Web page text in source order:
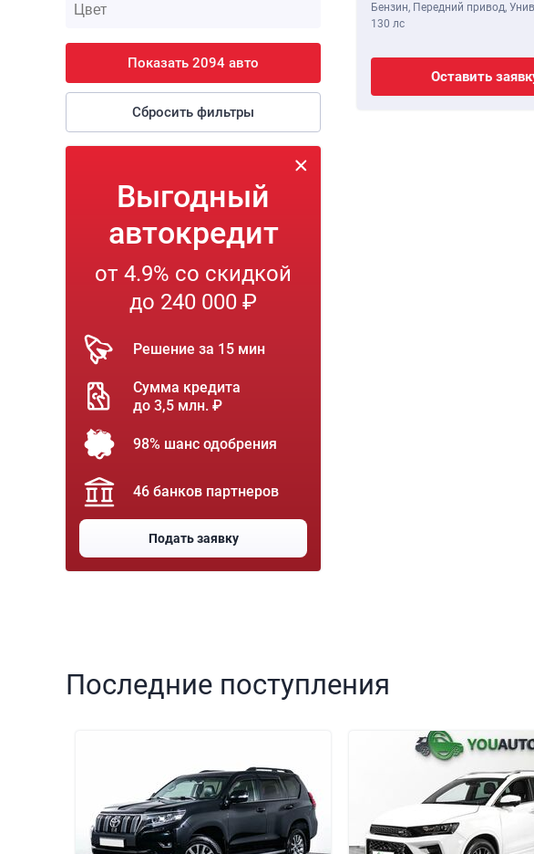
Показать 2094 авто
Сбросить фильтры
Бензин, Передний привод,
130 лс
Оставить
Выгодный
автокредит
от 4.9% со скидкой
до 240 000 ₽
Решение за 15 мин
Сумма кредита
до 3,5 млн. ₽
98% шанс одобрения
46 банков партнеров
Подать заявку
Последние поступления